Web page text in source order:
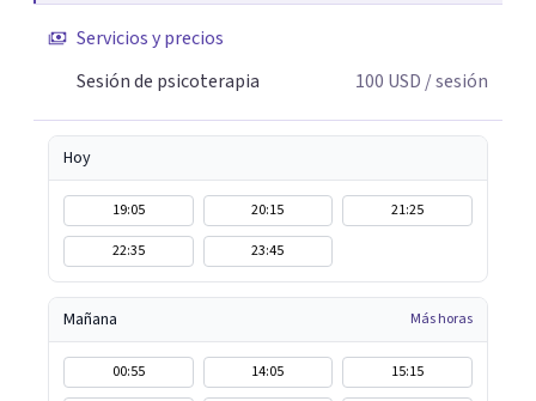
Servicios y precios
Sesión de psicoterapia
100 USD / sesión
Hoy
19:05 20:15
21:25
22:35
23:45
Mañana Más horas
00:55 14:05
15:15